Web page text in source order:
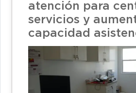
atención para
servicios y
capacidad